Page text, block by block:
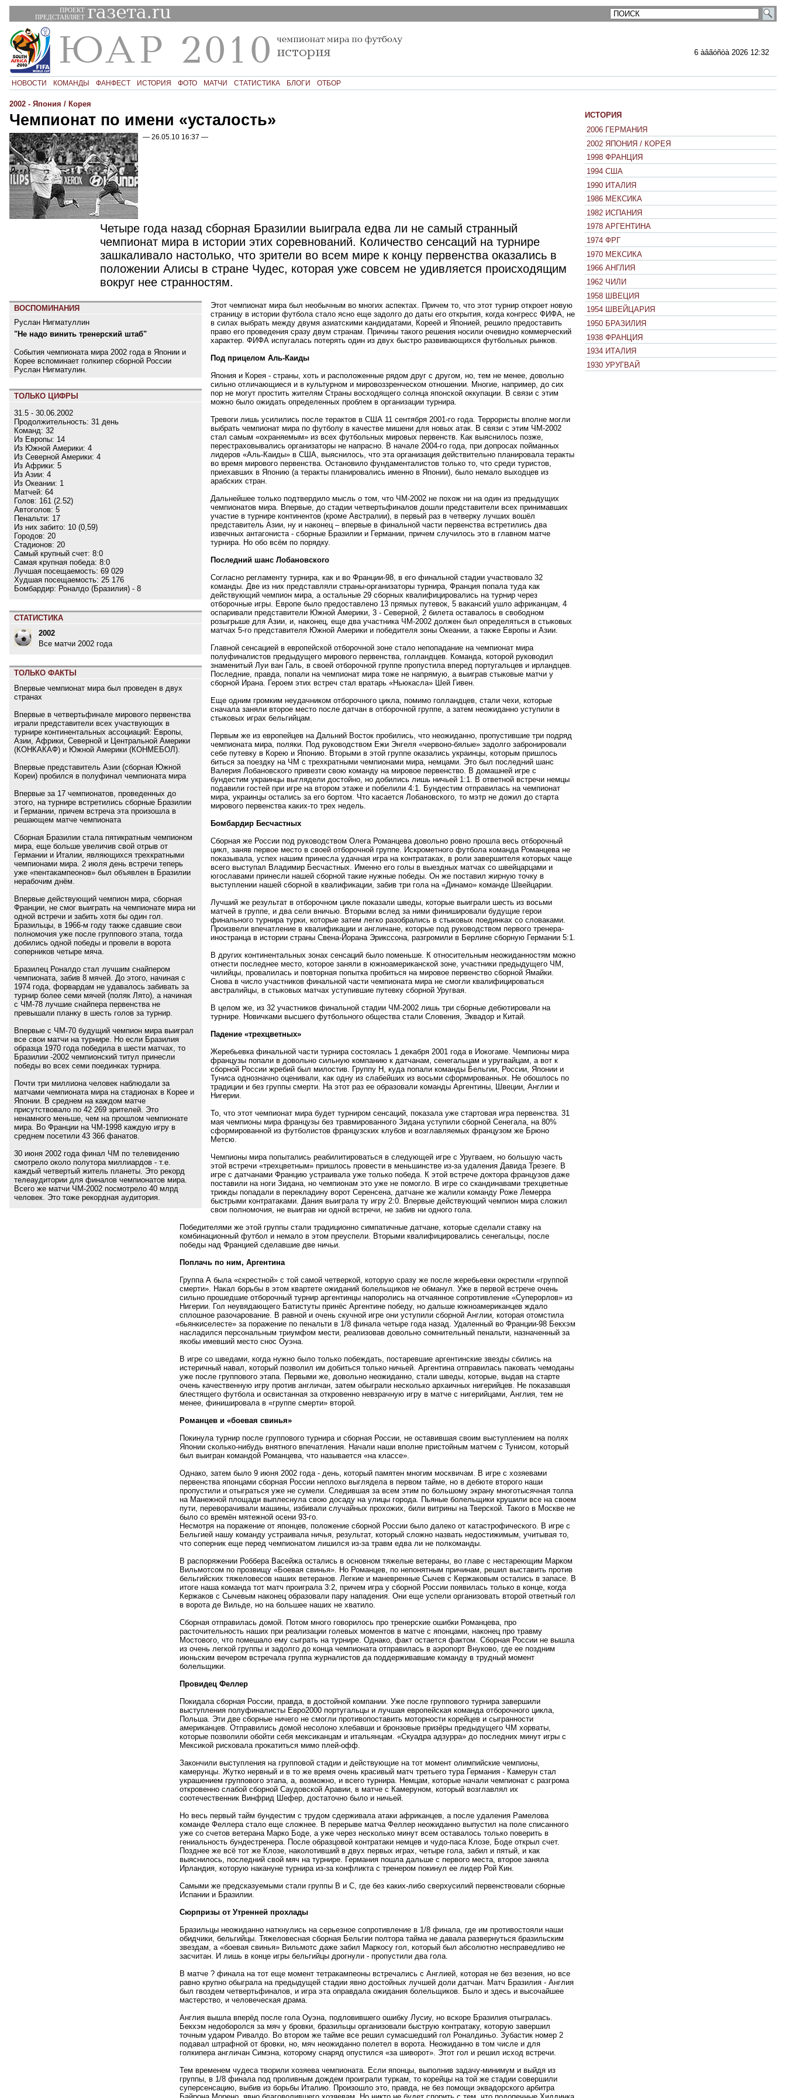
ПРОЕКТ
ПРЕДСТАВЛЯЕТ
6 àâãóñòà 2026 12:32
НОВОСТИ КОМАНДЫ ФАНФЕСТ ИСТОРИЯ ФОТО МАТЧИ СТАТИСТИКА БЛОГИ ОТБОР
2002 - Япония / Корея
Чемпионат по имени «усталость»
— 26.05.10 16:37 —
Четыре года назад сборная Бразилии выиграла едва ли не самый странный
чемпионат мира в истории этих соревнований. Количество сенсаций на турнире
зашкаливало настолько, что зрители во всем мире к концу первенства оказались в
положении Алисы в стране Чудес, которая уже совсем не удивляется происходящим
вокруг нее странностям.
ВОСПОМИНАНИЯ
Руслан Нигматуллин
"Не надо винить тренерский штаб"
События чемпионата мира 2002 года в Японии и
Корее вспоминает голкипер сборной России
Руслан Нигматулин.
ТОЛЬКО ЦИФРЫ
31.5 - 30.06.2002
Продолжительность: 31 день
Команд: 32
Из Европы: 14
Из Южной Америки: 4
Из Северной Америки: 4
Из Африки: 5
Из Азии: 4
Из Океании: 1
Матчей: 64
Голов: 161 (2.52)
Автоголов: 5
Пенальти: 17
Из них забито: 10 (0,59)
Городов: 20
Стадионов: 20
Самый крупный счет: 8:0
Самая крупная победа: 8:0
Лучшая посещаемость: 69 029
Худшая посещаемость: 25 176
Бомбардир: Роналдо (Бразилия) - 8
СТАТИСТИКА
2002
Все матчи 2002 года
ТОЛЬКО ФАКТЫ
Впервые чемпионат мира был проведен в двух
странах
Впервые в четвертьфинале мирового первенства
играли представители всех участвующих в
турнире континентальных ассоциаций: Европы,
Азии, Африки, Северной и Центральной Америки
(КОНКАКАФ) и Южной Америки (КОНМЕБОЛ).
Впервые представитель Азии (сборная Южной
Кореи) пробился в полуфинал чемпионата мира
Впервые за 17 чемпионатов, проведенных до
этого, на турнире встретились сборные Бразилии
и Германии, причем встреча эта произошла в
решающем матче чемпионата
Сборная Бразилии стала пятикратным чемпионом
мира, еще больше увеличив свой отрыв от
Германии и Италии, являющихся трехкратными
чемпионами мира. 2 июля день встречи теперь
уже «пентакампеонов» был объявлен в Бразилии
нерабочим днём.
Впервые действующий чемпион мира, сборная
Франции, не смог выиграть на чемпионате мира ни
одной встречи и забить хотя бы один гол.
Бразильцы, в 1966-м году также сдавшие свои
полномочия уже после группового этапа, тогда
добились одной победы и провели в ворота
соперников четыре мяча.
Бразилец Роналдо стал лучшим снайпером
чемпионата, забив 8 мячей. До этого, начиная с
1974 года, форвардам не удавалось забивать за
турнир более семи мячей (поляк Лято), а начиная
с ЧМ-78 лучшие снайпера первенства не
превышали планку в шесть голов за турнир.
Впервые с ЧМ-70 будущий чемпион мира выиграл
все свои матчи на турнире. Но если Бразилия
образца 1970 года победила в шести матчах, то
Бразилии -2002 чемпионский титул принесли
победы во всех семи поединках турнира.
Почти три миллиона человек наблюдали за
матчами чемпионата мира на стадионах в Корее и
Японии. В среднем на каждом матче
присутствовало по 42 269 зрителей. Это
ненамного меньше, чем на прошлом чемпионате
мира. Во Франции на ЧМ-1998 каждую игру в
среднем посетили 43 366 фанатов.
30 июня 2002 года финал ЧМ по телевидению
смотрело около полутора миллиардов - т.е.
каждый четвертый житель планеты. Это рекорд
телеаудитории для финалов чемпионатов мира.
Всего же матчи ЧМ-2002 посмотрело 40 млрд
человек. Это тоже рекордная аудитория.
Этот чемпионат мира был необычным во многих аспектах. Причем то, что этот турнир откроет новую
страницу в истории футбола стало ясно еще задолго до даты его открытия, когда конгресс ФИФА, не
в силах выбрать между двумя азиатскими кандидатами, Кореей и Японией, решило предоставить
право его проведения сразу двум странам. Причины такого решения носили очевидно коммерческий
характер. ФИФА испугалась потерять один из двух быстро развивающихся футбольных рынков.
Под прицелом Аль-Каиды
Япония и Корея - страны, хоть и расположенные рядом друг с другом, но, тем не менее, довольно
сильно отличающиеся и в культурном и мировоззренческом отношении. Многие, например, до сих
пор не могут простить жителям Страны восходящего солнца японской оккупации. В связи с этим
можно было ожидать определенных проблем в организации турнира.
Тревоги лишь усилились после терактов в США 11 сентября 2001-го года. Террористы вполне могли
выбрать чемпионат мира по футболу в качестве мишени для новых атак. В связи с этим ЧМ-2002
стал самым «охраняемым» из всех футбольных мировых первенств. Как выяснилось позже,
перестраховывались организаторы не напрасно. В начале 2004-го года, при допросах пойманных
лидеров «Аль-Каиды» в США, выяснилось, что эта организация действительно планировала теракты
во время мирового первенства. Остановило фундаменталистов только то, что среди туристов,
приехавших в Японию (а теракты планировались именно в Японии), было немало выходцев из
арабских стран.
Дальнейшее только подтвердило мысль о том, что ЧМ-2002 не похож ни на один из предыдущих
чемпионатов мира. Впервые, до стадии четвертьфиналов дошли представители всех принимавших
участие в турнире континентов (кроме Австралии), в первый раз в четверку лучших вошёл
представитель Азии, ну и наконец – впервые в финальной части первенства встретились два
извечных антагониста - сборные Бразилии и Германии, причем случилось это в главном матче
турнира. Но обо всём по порядку.
Последний шанс Лобановского
Согласно регламенту турнира, как и во Франции-98, в его финальной стадии участвовало 32
команды. Две из них представляли страны-организаторы турнира, Франция попала туда как
действующий чемпион мира, а остальные 29 сборных квалифицировались на турнир через
отборочные игры. Европе было предоставлено 13 прямых путевок, 5 вакансий ушло африканцам, 4
оспаривали представители Южной Америки, 3 - Северной, 2 билета оставалось в свободном
розыгрыше для Азии, и, наконец, еще два участника ЧМ-2002 должен был определяться в стыковых
матчах 5-го представителя Южной Америки и победителя зоны Океании, а также Европы и Азии.
Главной сенсацией в европейской отборочной зоне стало непопадание на чемпионат мира
полуфиналистов предыдущего мирового первенства, голландцев. Команда, которой руководил
знаменитый Луи ван Галь, в своей отборочной группе пропустила вперед португальцев и ирландцев.
Последние, правда, попали на чемпионат мира тоже не напрямую, а выиграв стыковые матчи у
сборной Ирана. Героем этих встреч стал вратарь «Ньюкасла» Шей Гивен.
Еще одним громким неудачником отборочного цикла, помимо голландцев, стали чехи, которые
сначала заняли второе место после датчан в отборочной группе, а затем неожиданно уступили в
стыковых играх бельгийцам.
Первым же из европейцев на Дальний Восток пробились, что неожиданно, пропустившие три подряд
чемпионата мира, поляки. Под руководством Ежи Энгеля «червоно-бялые» задолго забронировали
себе путевку в Корею и Японию. Вторыми в этой группе оказались украинцы, которым пришлось
биться за поездку на ЧМ с трехкратными чемпионами мира, немцами. Это был последний шанс
Валерия Лобановского привезти свою команду на мировое первенство. В домашней игре с
бундестим украинцы выглядели достойно, но добились лишь ничьей 1:1. В ответной встречи немцы
подавили гостей при игре на втором этаже и побелили 4:1. Бундестим отправилась на чемпионат
мира, украинцы остались за его бортом. Что касается Лобановского, то мэтр не дожил до старта
мирового первенства каких-то трех недель.
Бомбардир Бесчастных
Сборная же России под руководством Олега Романцева довольно ровно прошла весь отборочный
цикл, заняв первое место в своей отборочной группе. Искрометного футбола команда Романцева не
показывала, успех нашим принесла удачная игра на контратаках, в роли завершителя которых чаще
всего выступал Владимир Бесчастных. Именно его голы в выездных матчах со швейцарцами и
югославами принесли нашей сборной такие нужные победы. Он же поставил жирную точку в
выступлении нашей сборной в квалификации, забив три гола на «Динамо» команде Швейцарии.
Лучший же результат в отборочном цикле показали шведы, которые выиграли шесть из восьми
матчей в группе, и два сели вничью. Вторыми вслед за ними финишировали будущие герои
финального турнира турки, которые затем легко разобрались в стыковых поединках со словаками.
Произвели впечатление в квалификации и англичане, которые под руководством первого тренера-
иностранца в истории страны Свена-Йорана Эрикссона, разгромили в Берлине сборную Германии 5:1.
В других континентальных зонах сенсаций было поменьше. К относительным неожиданностям можно
отнести последнее место, которое заняли в южноамериканской зоне, участники предыдущего ЧМ,
чилийцы, провалилась и повторная попытка пробиться на мировое первенство сборной Ямайки.
Снова в число участников финальной части чемпионата мира не смогли квалифицироваться
австралийцы, в стыковых матчах уступившие путевку сборной Уругвая.
В целом же, из 32 участников финальной стадии ЧМ-2002 лишь три сборные дебютировали на
турнире. Новичками высшего футбольного общества стали Словения, Эквадор и Китай.
Падение «трехцветных»
Жеребьевка финальной части турнира состоялась 1 декабря 2001 года в Иокогаме. Чемпионы мира
французы попали в довольно сильную компанию к датчанам, сенегальцам и уругвайцам, а вот к
сборной России жребий был милостив. Группу Н, куда попали команды Бельгии, России, Японии и
Туниса однозначно оценивали, как одну из слабейших из восьми сформированных. Не обошлось по
традиции и без группы смерти. На этот раз ее образовали команды Аргентины, Швеции, Англии и
Нигерии.
То, что этот чемпионат мира будет турниром сенсаций, показала уже стартовая игра первенства. 31
мая чемпионы мира французы без травмированного Зидана уступили сборной Сенегала, на 80%
сформированной из футболистов французских клубов и возглавляемых французом же Брюно
Метсю.
Чемпионы мира попытались реабилитироваться в следующей игре с Уругваем, но большую часть
этой встречи «трехцветным» пришлось провести в меньшинстве из-за удаления Давида Трезеге. В
игре с датчанами Францию устраивала уже только победа. К этой встрече доктора французов даже
поставили на ноги Зидана, но чемпионам это уже не помогло. В игре со скандинавами трехцветные
трижды попадали в перекладину ворот Серенсена, датчане же жалили команду Роже Лемерра
быстрыми контратаками. Дания выиграла ту игру 2:0. Впервые действующий чемпион мира сложил
свои полномочия, не выиграв ни одной встречи, не забив ни одного гола.
Победителями же этой группы стали традиционно симпатичные датчане, которые сделали ставку на
комбинационный футбол и немало в этом преуспели. Вторыми квалифицировались сенегальцы, после
победы над Францией сделавшие две ничьи.
Поплачь по ним, Аргентина
Группа А была «скрестной» с той самой четверкой, которую сразу же после жеребьевки окрестили «группой
смерти». Накал борьбы в этом квартете ожиданий болельщиков не обманул. Уже в первой встрече очень
сильно прошедшие отборочный турнир аргентинцы напоролись на отчаянное сопротивление «Суперорлов» из
Нигерии. Гол неувядающего Батистуты принёс Аргентине победу, но дальше южноамериканцев ждало
сплошное разочарование. В равной и очень скучной игре они уступили сборной Англии, которая отомстила
«бьянкиселесте» за поражение по пенальти в 1/8 финала четыре года назад. Удаленный во Франции-98 Бекхэм
насладился персональным триумфом мести, реализовав довольно сомнительный пенальти, назначенный за
якобы имевший место снос Оуэна.
В игре со шведами, когда нужно было только побеждать, постаревшие аргентинские звезды сбились на
истеричный навал, который позволил им добиться только ничьей. Аргентина отправилась паковать чемоданы
уже после группового этапа. Первыми же, довольно неожиданно, стали шведы, которые, выдав на старте
очень качественную игру против англичан, затем обыграли несколько архаичных нигерийцев. Не показавшая
блестящего футбола и освистанная за откровенно невзрачную игру в матче с нигерийцами, Англия, тем не
менее, финишировала в «группе смерти» второй.
Романцев и «боевая свинья»
Покинула турнир после группового турнира и сборная России, не оставившая своим выступлением на полях
Японии сколько-нибудь внятного впечатления. Начали наши вполне пристойным матчем с Тунисом, который
был выигран командой Романцева, что называется «на классе».
Однако, затем было 9 июня 2002 года - день, который памятен многим москвичам. В игре с хозяевами
первенства японцами сборная России неплохо выглядела в первом тайме, но в дебюте второго наши
пропустили и отыграться уже не сумели. Следившая за всем этим по большому экрану многотысячная толпа
на Манежной площади выплеснула свою досаду на улицы города. Пьяные болельщики крушили все на своем
пути, переворачивали машины, избивали случайных прохожих, били витрины на Тверской. Такого в Москве не
было со времён мятежной осени 93-го.
Несмотря на поражение от японцев, положение сборной России было далеко от катастрофического. В игре с
Бельгией нашу команду устраивала ничья, результат, который сложно назвать недостижимым, учитывая то,
что соперник еще перед чемпионатом лишился из-за травм едва ли не полкоманды.
В распоряжении Роббера Васейжа остались в основном тяжелые ветераны, во главе с нестареющим Марком
Вильмотсом по прозвищу «Боевая свинья». Но Романцев, по непонятным причинам, решил выставить против
бельгийских тяжеловесов наших ветеранов. Легкие и маневренные Сычев с Кержаковым остались в запасе. В
итоге наша команда тот матч проиграла 3:2, причем игра у сборной России появилась только в конце, когда
Кержаков с Сычевым наконец образовали пару нападения. Они еще успели организовать второй ответный гол
в ворота де Вильде, но на большее наших не хватило.
Сборная отправилась домой. Потом много говорилось про тренерские ошибки Романцева, про
расточительность наших при реализации голевых моментов в матче с японцами, наконец про травму
Мостового, что помешало ему сыграть на турнире. Однако, факт остается фактом. Сборная России не вышла
из очень легкой группы и задолго до конца чемпионата отправилась в аэропорт Внуково, где ее поздним
июньским вечером встречала группа журналистов да поддерживавшие команду в трудный момент
болельщики.
Провидец Феллер
Покидала сборная России, правда, в достойной компании. Уже после группового турнира завершили
выступления полуфиналисты Евро2000 португальцы и лучшая европейская команда отборочного цикла,
Польша. Эти две сборные ничего не смогли противопоставить моторности корейцев и сыгранности
американцев. Отправились домой несолоно хлебавши и бронзовые призёры предыдущего ЧМ хорваты,
которые позволили обойти себя мексиканцам и итальянцам. «Скуадра адзурра» до последних минут игры с
Мексикой рисковала прокатиться мимо плей-офф.
Закончили выступления на групповой стадии и действующие на тот момент олимпийские чемпионы,
камерунцы. Жутко нервный и в то же время очень красивый матч третьего тура Германия - Камерун стал
украшением группового этапа, а, возможно, и всего турнира. Немцам, которые начали чемпионат с разгрома
откровенно слабой сборной Саудовской Аравии, в матче с Камеруном, который возглавлял их
соотечественник Винфрид Шефер, достаточно было и ничьей.
Но весь первый тайм бундестим с трудом сдерживала атаки африканцев, а после удаления Рамелова
команде Феллера стало еще сложнее. В перерыве матча Феллер неожиданно выпустил на поле списанного
уже со счетов ветерана Марко Боде, а уже через несколько минут всем оставалось только поверить в
гениальность бундестренера. После образцовой контратаки немцев и чудо-паса Клозе, Боде открыл счет.
Позднее же всё тот же Клозе, наколотивший в двух первых играх, четыре гола, забил и пятый, и как
выяснилось, последний свой мяч на турнире. Германия пошла дальше с первого места, второе заняла
Ирландия, которую накануне турнира из-за конфликта с тренером покинул ее лидер Рой Кин.
Самыми же предсказуемыми стали группы В и С, где без каких-либо сверхусилий первенствовали сборные
Испании и Бразилии.
Сюрпризы от Утренней прохлады
Бразильцы неожиданно наткнулись на серьезное сопротивление в 1/8 финала, где им противостояли наши
обидчики, бельгийцы. Тяжеловесная сборная Бельгии полтора тайма не давала развернуться бразильским
звездам, а «боевая свинья» Вильмотс даже забил Маркосу гол, который был абсолютно несправедливо не
засчитан. И лишь в конце игры бельгийцы дрогнули - пропустили два гола.
В матче ? финала на тот еще момент тетракампеоны встречались с Англией, которая не без везения, но все
равно крупно обыграла на предыдущей стадии явно достойных лучшей доли датчан. Матч Бразилия - Англия
был гвоздем четвертьфиналов, и игра эта оправдала ожидания болельщиков. Было и здесь и высочайшее
мастерство, и человеческая драма.
Англия вышла вперёд после гола Оуэна, подловившего ошибку Лусиу, но вскоре Бразилия отыгралась.
Бекхэм недоборолся за мяч у бровки, бразильцы организовали быструю контратаку, которую завершил
точным ударом Ривалдо. Во втором же тайме все решил сумасшедший гол Роналдиньо. Зубастик номер 2
подавал штрафной от бровки, но, мяч неожиданно полетел в ворота. Неожиданно в том числе и для
голкипера англичан Симэна, которому снаряд опустился «за шиворот». Этот гол и решил исход встречи.
Тем временем чудеса творили хозяева чемпионата. Если японцы, выполнив задачу-минимум и выйдя из
группы, в 1/8 финала под проливным дождем проиграли туркам, то корейцы на той же стадии совершили
суперсенсацию, выбив из борьбы Италию. Произошло это, правда, не без помощи эквадорского арбитра
ИСТОРИЯ
2006 ГЕРМАНИЯ
2002 ЯПОНИЯ / КОРЕЯ
1998 ФРАНЦИЯ
1994 США
1990 ИТАЛИЯ
1986 МЕКСИКА
1982 ИСПАНИЯ
1978 АРГЕНТИНА
1974 ФРГ
1970 МЕКСИКА
1966 АНГЛИЯ
1962 ЧИЛИ
1958 ШВЕЦИЯ
1954 ШВЕЙЦАРИЯ
1950 БРАЗИЛИЯ
1938 ФРАНЦИЯ
1934 ИТАЛИЯ
1930 УРУГВАЙ